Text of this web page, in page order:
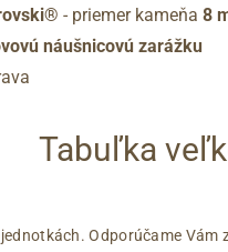
- priemer kameňa 8
náušnicovú zarážku
Tabuľka
Odporúčame Vám